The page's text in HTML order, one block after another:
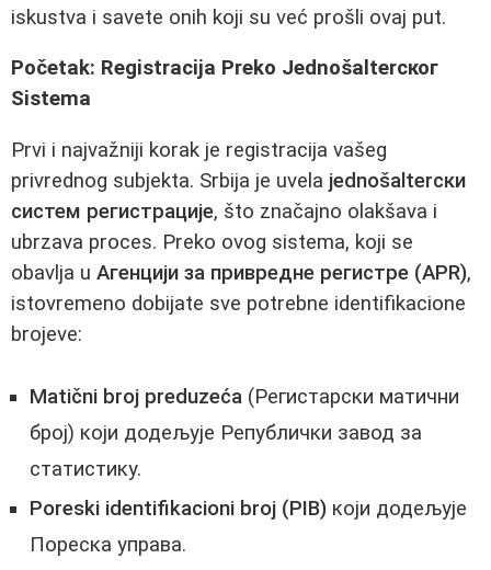
iskustva i savete onih koji su već prošli ovaj put.
Početak: Registracija Preko Jednošalterског
Sistema
Prvi i najvažniji korak je registracija vašeg
privrednog subjekta. Srbija je uvela jednošalterски
систем регистрације, što značajno olakšava i
ubrzava proces. Preko ovog sistema, koji se
obavlja u Агенцији за привредне регистре (APR),
istovremeno dobijate sve potrebne identifikacione
brojeve:
Matični broj preduzeća (Регистарски матични
број) који додељује Републички завод за
статистику.
Poreski identifikacioni broj (PIB) који додељује
Пореска управа.